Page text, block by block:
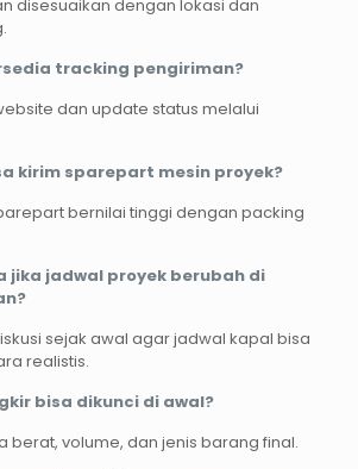
disesuaikan dengan lokasi dan
tracking pengiriman?
dan update status melalui
kirim sparepart mesin proyek?
bernilai tinggi dengan packing
jika jadwal proyek berubah di
sejak awal agar jadwal kapal bisa
realistis.
bisa dikunci di awal?
berat, volume, dan jenis barang final.